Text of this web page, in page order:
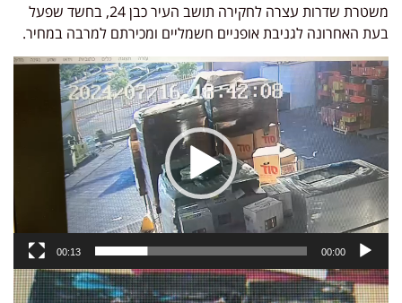
משטרת שדרות עצרה לחקירה תושב העיר כבן 24, בחשד שפעל
בעת האחרונה לגניבת אופניים חשמליים ומכירתם למרבה במחיר.
נגן
וידאו
00:00
00:13